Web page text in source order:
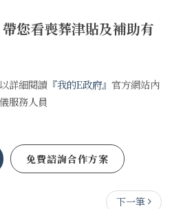
您看喪葬津貼及補助有
詳細閱讀 『我的E政府』 官方網站內
服務人員
免費諮詢合作方案
下一筆